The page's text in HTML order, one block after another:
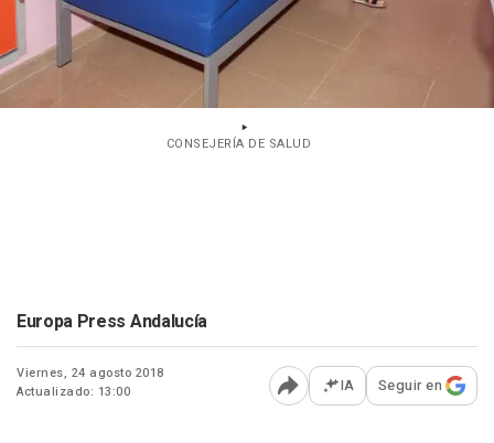
CONSEJERÍA DE SALUD
Europa Press Andalucía
Viernes, 24 agosto 2018
Actualizado: 13:00
Abrir opciones para
IA Seguir en